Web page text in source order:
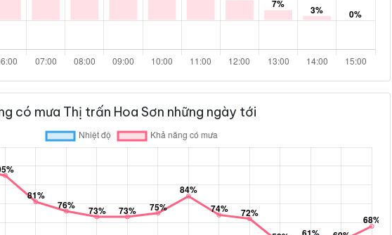
có mưa Thị trấn Hoa Sơn những ngày tới